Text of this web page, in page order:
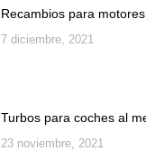
Recambios para
7 diciembre, 2021
Turbos para coches al
23 noviembre, 2021